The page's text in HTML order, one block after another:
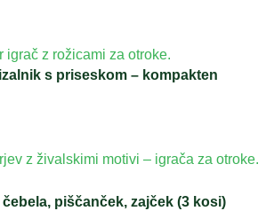
s priseskom – kompakten
piščanček, zajček (3 kosi)